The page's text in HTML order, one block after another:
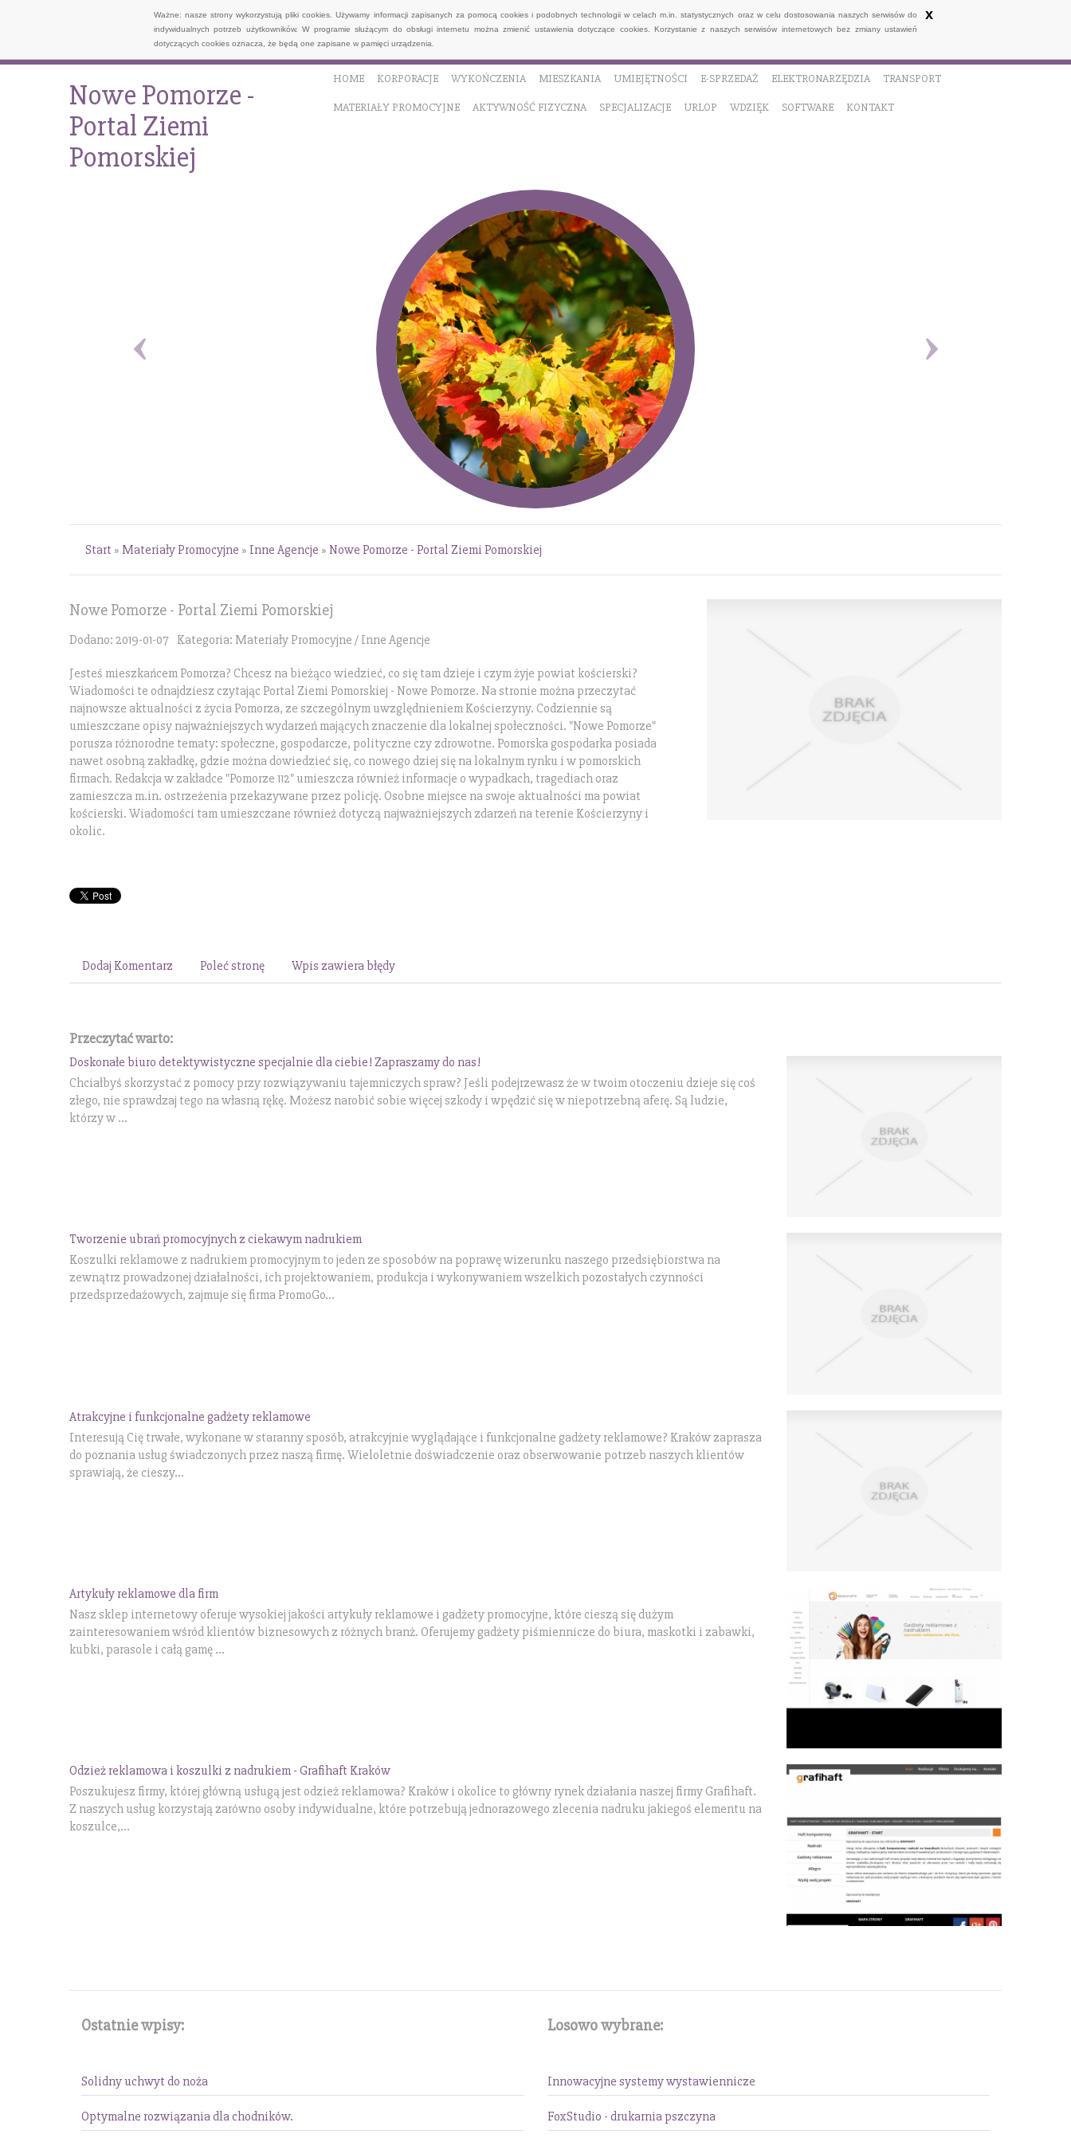
Ważne: nasze strony wykorzystują pliki cookies. Używamy informacji zapisanych za pomocą cookies i podobnych technologii w celach m.in. statystycznych oraz w celu dostosowania naszych serwisów do
indywidualnych potrzeb użytkowników. W programie służącym do obsługi internetu można zmienić ustawienia dotyczące cookies. Korzystanie z naszych serwisów internetowych bez zmiany ustawień
dotyczących cookies oznacza, że będą one zapisane w pamięci urządzenia.
x
HOME KORPORACJE WYKOŃCZENIA MIESZKANIA UMIEJĘTNOŚCI E-SPRZEDAŻ ELEKTRONARZĘDZIA TRANSPORT
MATERIAŁY PROMOCYJNE AKTYWNOŚĆ FIZYCZNA SPECJALIZACJE URLOP WDZIĘK SOFTWARE KONTAKT
Nowe Pomorze -
Portal Ziemi
Pomorskiej
Start » Materiały Promocyjne » Inne Agencje » Nowe Pomorze - Portal Ziemi Pomorskiej
Nowe Pomorze - Portal Ziemi Pomorskiej
Dodano: 2019-01-07 Kategoria: Materiały Promocyjne / Inne Agencje
Jesteś mieszkańcem Pomorza? Chcesz na bieżąco wiedzieć, co się tam dzieje i czym żyje powiat kościerski?
Wiadomości te odnajdziesz czytając Portal Ziemi Pomorskiej - Nowe Pomorze. Na stronie można przeczytać
najnowsze aktualności z życia Pomorza, ze szczególnym uwzględnieniem Kościerzyny. Codziennie są
umieszczane opisy najważniejszych wydarzeń mających znaczenie dla lokalnej społeczności. "Nowe Pomorze"
porusza różnorodne tematy: społeczne, gospodarcze, polityczne czy zdrowotne. Pomorska gospodarka posiada
nawet osobną zakładkę, gdzie można dowiedzieć się, co nowego dziej się na lokalnym rynku i w pomorskich
firmach. Redakcja w zakładce "Pomorze 112" umieszcza również informacje o wypadkach, tragediach oraz
zamieszcza m.in. ostrzeżenia przekazywane przez policję. Osobne miejsce na swoje aktualności ma powiat
kościerski. Wiadomości tam umieszczane również dotyczą najważniejszych zdarzeń na terenie Kościerzyny i
okolic.
Dodaj Komentarz Poleć stronę Wpis zawiera błędy
Przeczytać warto:
Doskonałe biuro detektywistyczne specjalnie dla ciebie! Zapraszamy do nas!
Chciałbyś skorzystać z pomocy przy rozwiązywaniu tajemniczych spraw? Jeśli podejrzewasz że w twoim otoczeniu dzieje się coś
złego, nie sprawdzaj tego na własną rękę. Możesz narobić sobie więcej szkody i wpędzić się w niepotrzebną aferę. Są ludzie,
którzy w ...
Tworzenie ubrań promocyjnych z ciekawym nadrukiem
Koszulki reklamowe z nadrukiem promocyjnym to jeden ze sposobów na poprawę wizerunku naszego przedsiębiorstwa na
zewnątrz prowadzonej działalności, ich projektowaniem, produkcja i wykonywaniem wszelkich pozostałych czynności
przedsprzedażowych, zajmuje się firma PromoGo...
Atrakcyjne i funkcjonalne gadżety reklamowe
Interesują Cię trwałe, wykonane w staranny sposób, atrakcyjnie wyglądające i funkcjonalne gadżety reklamowe? Kraków zaprasza
do poznania usług świadczonych przez naszą firmę. Wieloletnie doświadczenie oraz obserwowanie potrzeb naszych klientów
sprawiają, że cieszy...
Artykuły reklamowe dla firm
Nasz sklep internetowy oferuje wysokiej jakości artykuły reklamowe i gadżety promocyjne, które cieszą się dużym
zainteresowaniem wśród klientów biznesowych z różnych branż. Oferujemy gadżety piśmiennicze do biura, maskotki i zabawki,
kubki, parasole i całą gamę ...
Odzież reklamowa i koszulki z nadrukiem - Grafihaft Kraków
Poszukujesz firmy, której główną usługą jest odzież reklamowa? Kraków i okolice to główny rynek działania naszej firmy Grafihaft.
Z naszych usług korzystają zarówno osoby indywidualne, które potrzebują jednorazowego zlecenia nadruku jakiegoś elementu na
koszulce,...
Ostatnie wpisy:
Solidny uchwyt do noża
Optymalne rozwiązania dla chodników.
Losowo wybrane:
Innowacyjne systemy wystawiennicze
FoxStudio - drukarnia pszczyna